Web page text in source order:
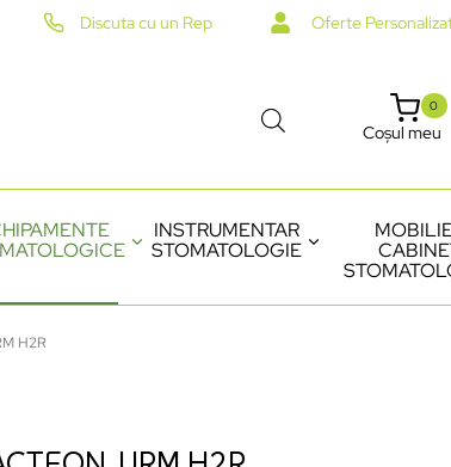
Discuta cu un Rep Oferte
Coșul meu
0
INSTRUMENTAR
STOMATOLOGIE
H2R